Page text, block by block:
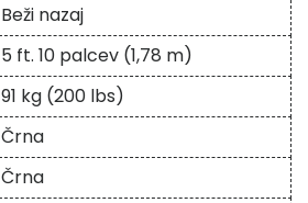
Beži nazaj
5 ft. 10 palcev (1,78 m)
91 kg (200 lbs)
Črna
Črna